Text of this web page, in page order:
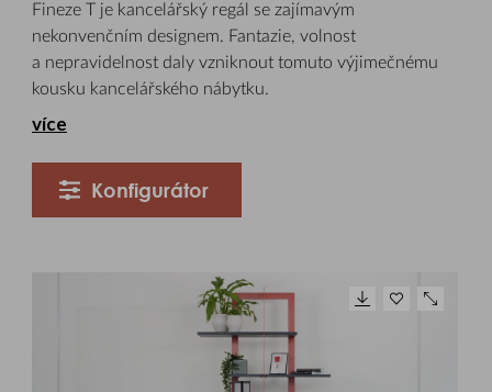
Fineze T je kancelářský regál se zajímavým
nekonvenčním designem. Fantazie, volnost
a nepravidelnost daly vzniknout tomuto výjimečnému
kousku kancelářského nábytku.
více
Konfigurátor